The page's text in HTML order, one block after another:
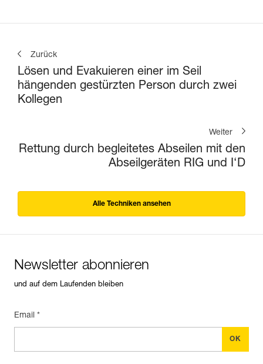
Zurück
Lösen und Evakuieren einer im Seil
hängenden gestürzten Person durch zwei
Kollegen
Weiter
Rettung durch begleitetes Abseilen mit den
Abseilgeräten RIG und I‘D
Alle Techniken ansehen
Newsletter abonnieren
und auf dem Laufenden bleiben
Email *